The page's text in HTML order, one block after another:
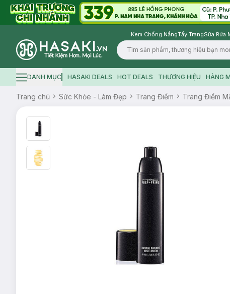
Kem Chống NắngTẩy TrangSữa Rửa
Logo
Hamburger icon
DANH MỤC HASAKI DEALS HOT DEALS THƯƠNG HIỆU HÀNG
Trang chủ Sức Khỏe - Làm Đẹp Trang Điểm Trang Điểm